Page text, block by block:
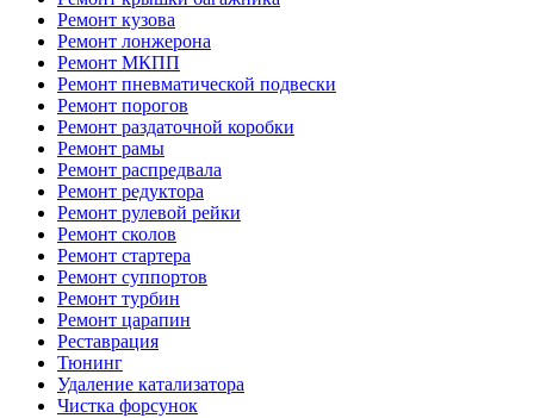
Ремонт кузова
Ремонт лонжерона
Ремонт МКПП
Ремонт пневматической подвески
Ремонт порогов
Ремонт раздаточной коробки
Ремонт рамы
Ремонт распредвала
Ремонт редуктора
Ремонт рулевой рейки
Ремонт сколов
Ремонт стартера
Ремонт суппортов
Ремонт турбин
Ремонт царапин
Реставрация
Тюнинг
Удаление катализатора
Чистка форсунок